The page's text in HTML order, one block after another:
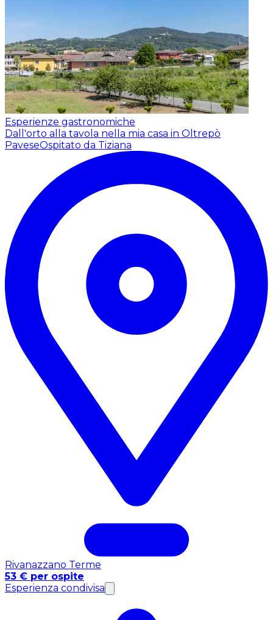
Esperienze gastronomiche
Dall'orto alla tavola nella mia casa in Oltrepò
PaveseOspitato da Tiziana
Rivanazzano Terme
53 € per ospite
Esperienza condivisa